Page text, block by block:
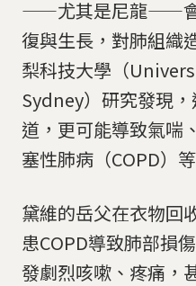
——尤其是尼龍——會
復與生長，對肺組織
梨科技大學（
Sydney）研究發現
道，更可能導致氣喘
塞性肺病（COPD）
黛維的岳父在衣物回
患COPD導致肺部損
發劇烈咳嗽、疼痛，